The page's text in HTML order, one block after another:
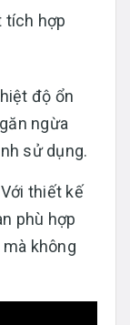
tích hợp
độ ổn
ngừa
sử dụng.
Với thiết kế
phù hợp
không